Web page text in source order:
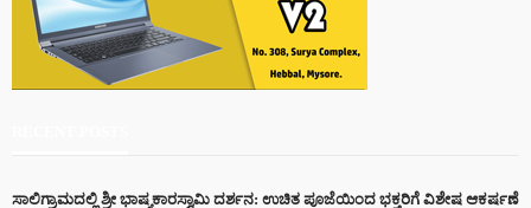
ಸಾಲಿಗ್ರಾಮದಲ್ಲಿ ಶ್ರೀ ಭಾಷ್ಯಕಾರಸ್ವಾಮಿ ದರ್ಶನ: ಉಚಿತ ಪೂಜೆಯಿಂದ ಭಕ್ತರಿಗೆ ವಿಶೇಷ ಆಕರ್ಷಣೆ